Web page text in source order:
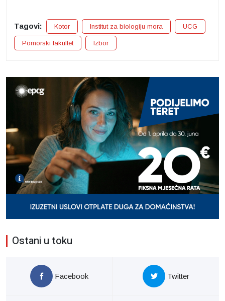
Tagovi: Kotor Institut za biologiju mora UCG
Pomorski fakultet Izbor
Ostani u toku
Facebook Twitter